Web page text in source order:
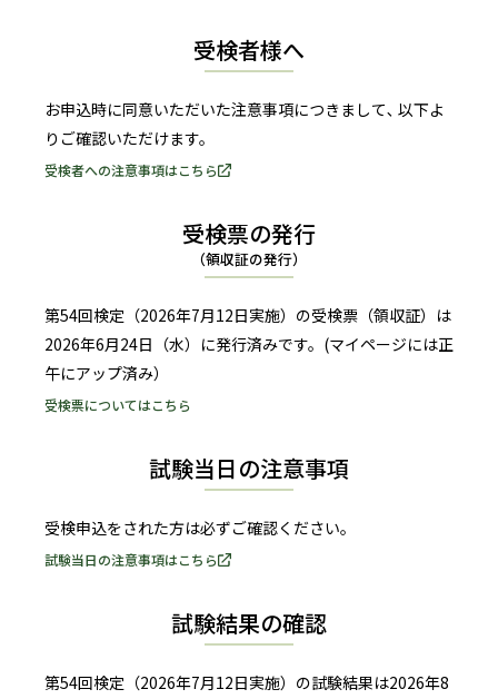
受検者様へ
お申込時に同意いただいた注意事項につきまして､ 以下よ
りご確認いただけます。
受検者への注意事項はこちら
試験当日の注意事項
受検申込をされた方は必ずご確認ください。
試験当日の注意事項はこちら
受検票の発行
（領収証の発行）
第54回検定（2026年7月12日実施）の受検票（領収証）は
2026年6月24日（水）に発行済みです。 (マイページには正
午にアップ済み）
受検票についてはこちら
試験結果の確認
第54回検定（2026年7月12日実施）の試験結果は2026年8